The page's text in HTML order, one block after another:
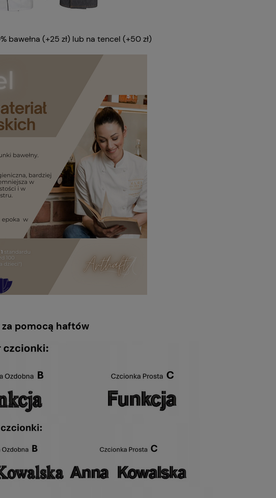
bawełna (+25 zł) lub na tencel (+50 zł)
pomocą haftów